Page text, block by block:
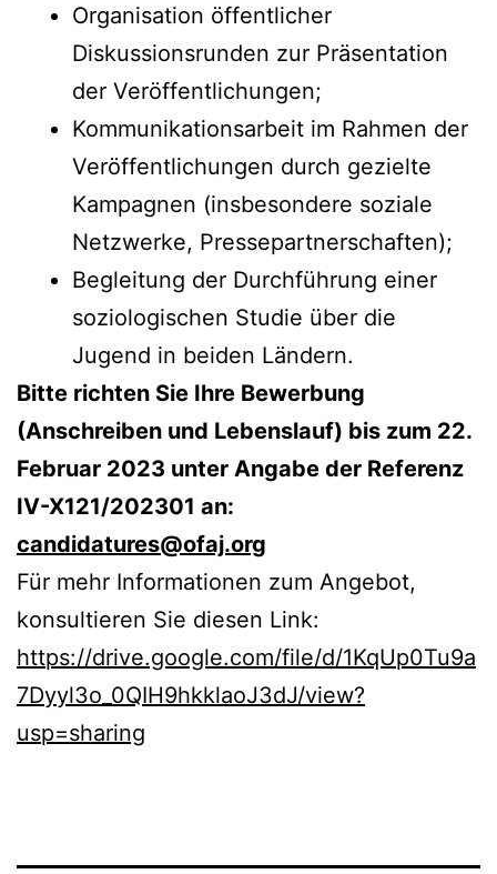
Organisation öffentlicher
Diskussionsrunden zur Präsentation
der Veröffentlichungen;
Kommunikationsarbeit im Rahmen der
Veröffentlichungen durch gezielte
Kampagnen (insbesondere soziale
Netzwerke, Pressepartnerschaften);
Begleitung der Durchführung einer
soziologischen Studie über die
Jugend in beiden Ländern.
Bitte richten Sie Ihre Bewerbung
(Anschreiben und Lebenslauf) bis zum 22.
Februar 2023 unter Angabe der Referenz
IV-X121/202301 an:
candidatures@ofaj.org
Für mehr Informationen zum Angebot,
konsultieren Sie diesen Link:
https://drive.google.com/file/d/1KqUp0Tu9a
7Dyyl3o_0QIH9hkklaoJ3dJ/view?
usp=sharing